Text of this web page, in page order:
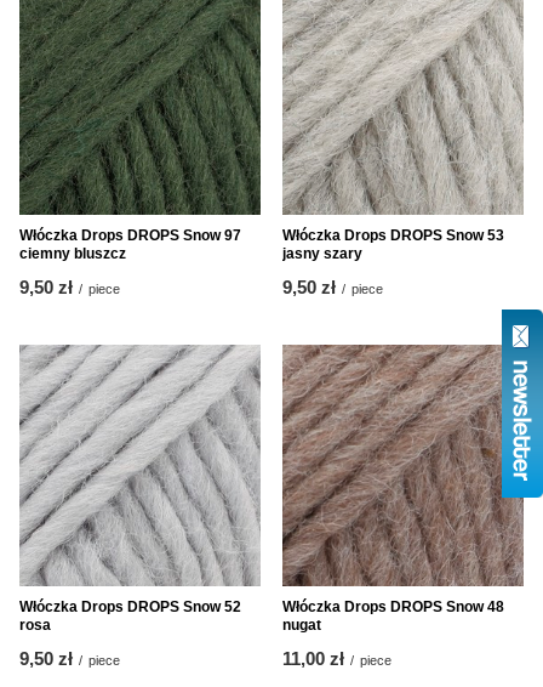
Włóczka Drops DROPS Snow 97
ciemny bluszcz
9,50 zł / piece
Włóczka Drops DROPS Snow 53
jasny szary
9,50 zł / piece
Włóczka Drops DROPS Snow 52
rosa
9,50 zł / piece
Włóczka Drops DROPS Snow 48
nugat
11,00 zł / piece